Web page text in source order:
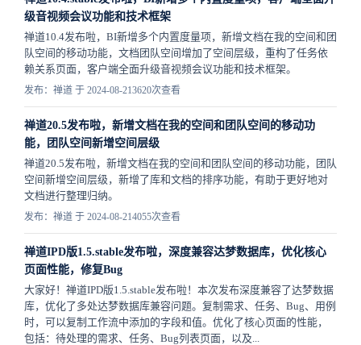
级音视频会议功能和技术框架
禅道10.4发布啦，BI新增多个内置度量项，新增文档在我的空间和团
队空间的移动功能，文档团队空间增加了空间层级，重构了任务依
赖关系页面，客户端全面升级音视频会议功能和技术框架。
发布：禅道 于 2024-08-213620次查看
禅道20.5发布啦，新增文档在我的空间和团队空间的移动功
能，团队空间新增空间层级
禅道20.5发布啦，新增文档在我的空间和团队空间的移动功能，团队
空间新增空间层级，新增了库和文档的排序功能，有助于更好地对
文档进行整理归纳。
发布：禅道 于 2024-08-214055次查看
禅道IPD版1.5.stable发布啦，深度兼容达梦数据库，优化核心
页面性能，修复Bug
大家好！禅道IPD版1.5.stable发布啦！本次发布深度兼容了达梦数据
库，优化了多处达梦数据库兼容问题。复制需求、任务、Bug、用例
时，可以复制工作流中添加的字段和值。优化了核心页面的性能，
包括：待处理的需求、任务、Bug列表页面，以及...